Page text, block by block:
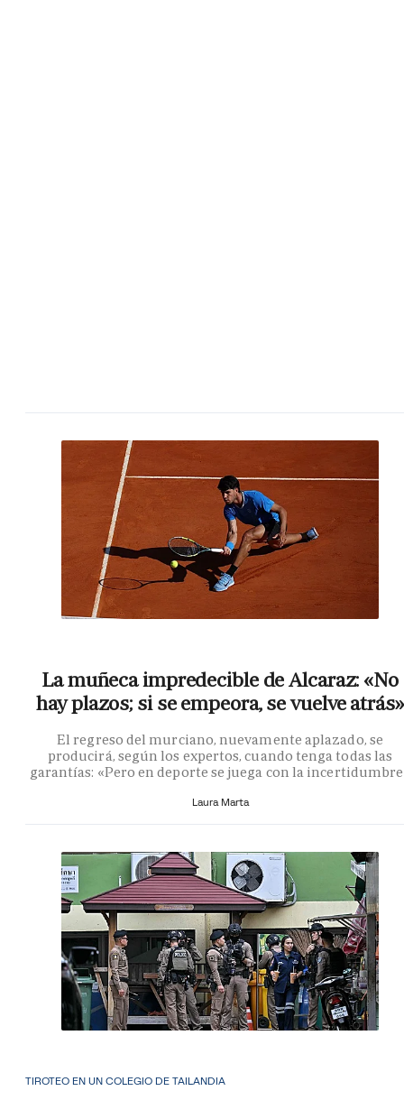
La muñeca impredecible de Alcaraz: «No
hay plazos; si se empeora, se vuelve atrás»
El regreso del murciano, nuevamente aplazado, se
producirá, según los expertos, cuando tenga todas las
garantías: «Pero en deporte se juega con la
Laura Marta
TIROTEO EN UN COLEGIO DE TAILANDIA